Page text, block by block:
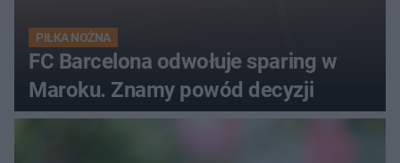
PIŁKA NOŻNA
FC Barcelona odwołuje sparing w
Maroku. Znamy powód decyzji